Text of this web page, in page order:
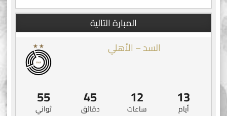
المبارة التالية
السد – الأهلي
13
أيام
12
ساعات
45
دقائق
55
ثواني